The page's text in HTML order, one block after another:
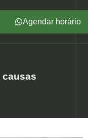
Agendar horário
causas